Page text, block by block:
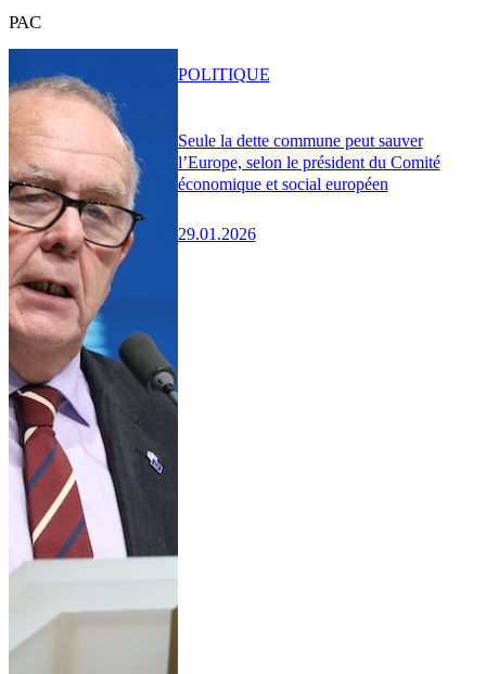
PAC
Seule la dette commune peut sauver
l’Europe, selon le président du Comité
économique et social européen
29.01.2026
POLITIQUE